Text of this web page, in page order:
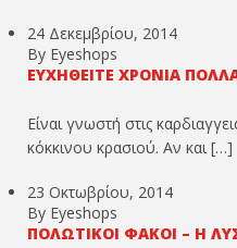
24 Δεκεμβρίου, 2014
By Eyeshops
ΕΥΧΗΘΕΊΤΕ ΧΡΌΝΙΑ
Είναι γνωστή στις
κόκκινου κρασιού. Αν και […]
23 Οκτωβρίου, 2014
By Eyeshops
ΠΟΛΩΤΙΚΟΊ ΦΑΚΟΊ – Η